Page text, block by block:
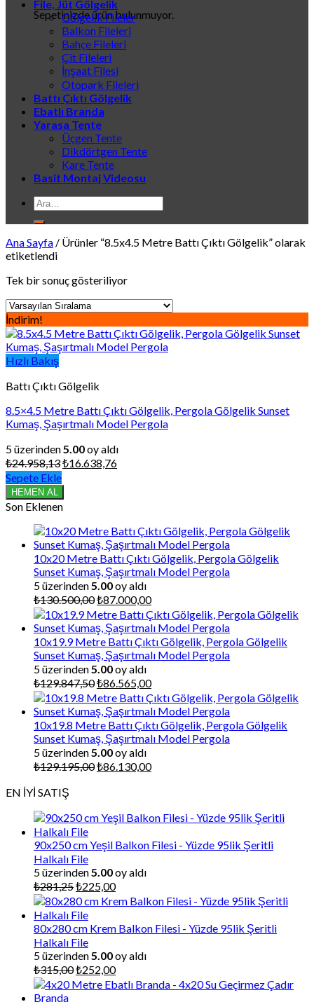
Sepetinizde ürün bulunmuyor.
File, Jüt Gölgelik
Gölgelik Fileler
Balkon Fileleri
Bahçe Fileleri
Çit Fileleri
İnşaat Filesi
Otopark Fileleri
Battı Çıktı Gölgelik
Ebatlı Branda
Yarasa Tente
Üçgen Tente
Dikdörtgen Tente
Kare Tente
Basit Montaj Videosu
Ara:
Ana Sayfa / Ürünler “8.5x4.5 Metre Battı Çıktı Gölgelik” olarak
etiketlendi
Tek bir sonuç gösteriliyor
İndirim!
Hızlı Bakış
Battı Çıktı Gölgelik
8.5×4.5 Metre Battı Çıktı Gölgelik, Pergola Gölgelik Sunset
Kumaş, Şaşırtmalı Model Pergola
5 üzerinden5.00oy aldı
₺24.958,13Orijinal
₺24.958,13.
₺16.638,76Şu
Sepete Ekle
HEMEN AL
Son Eklenen
10x20 Metre Battı Çıktı Gölgelik, Pergola Gölgelik
Sunset Kumaş, Şaşırtmalı Model Pergola
5 üzerinden5.00oy aldı
₺130.500,00Orijinal
fiyat:
₺130.500,00.
₺87.000,00Şu
andaki
fiyat:
₺87.000,00.
10x19.9 Metre Battı Çıktı Gölgelik, Pergola Gölgelik
Sunset Kumaş, Şaşırtmalı Model Pergola
5 üzerinden5.00oy aldı
₺129.847,50Orijinal
fiyat:
₺129.847,50.
₺86.565,00Şu
andaki
fiyat:
₺86.565,00.
10x19.8 Metre Battı Çıktı Gölgelik, Pergola Gölgelik
Sunset Kumaş, Şaşırtmalı Model Pergola
5 üzerinden5.00oy aldı
₺129.195,00Orijinal
₺86.130,00Şu
EN İYİ SATIŞ
90x250 cm Yeşil Balkon Filesi - Yüzde 95lik Şeritli
Halkalı File
5 üzerinden5.00oy aldı
₺281,25Orijinal
fiyat:
₺281,25.
₺225,00Şu
andaki
₺225,00.
80x280 cm Krem Balkon Filesi - Yüzde 95lik Şeritli
Halkalı File
5 üzerinden5.00oy aldı
₺315,00Orijinal
fiyat:
₺252,00Şu
andaki